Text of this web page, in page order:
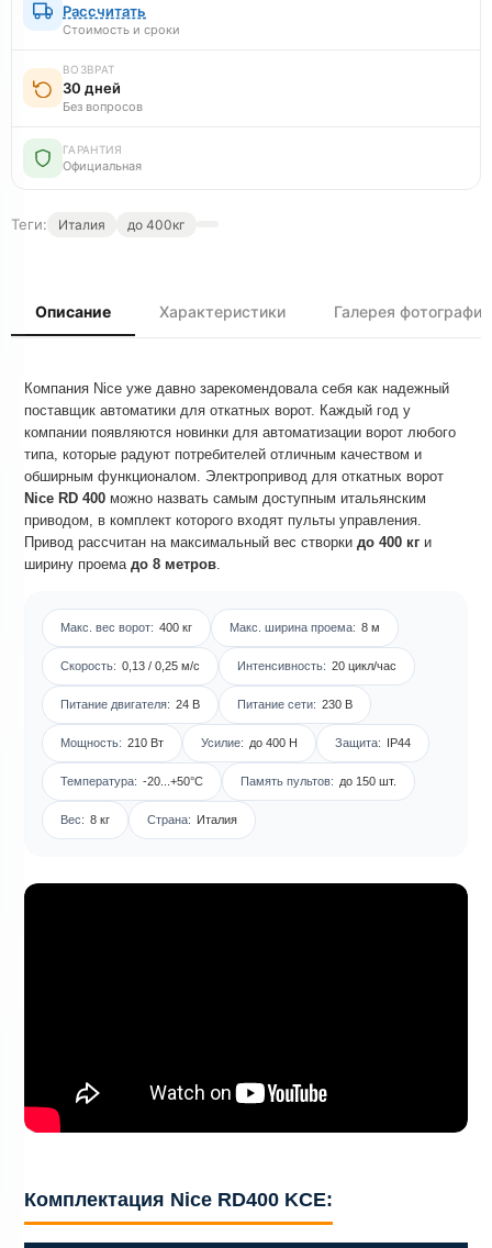
Рассчитать
Стоимость и сроки
ВОЗВРАТ
30 дней
Без вопросов
ГАРАНТИЯ
Официальная
Теги: Италия до 400кг
Описание Характеристики Галерея
Компания Nice уже давно зарекомендовала себя как надежный
поставщик автоматики для откатных ворот. Каждый год у
компании появляются новинки для автоматизации ворот любого
типа, которые радуют потребителей отличным качеством и
обширным функционалом. Электропривод для откатных ворот
Nice RD 400 можно назвать самым доступным итальянским
приводом, в комплект которого входят пульты управления.
Привод рассчитан на максимальный вес створки до 400 кг и
ширину проема до 8 метров
Макс. вес ворот: 400 кг Макс. ширина проема: 8 м
Скорость: 0,13 / 0,25 м/с Интенсивность: 20 цикл/час
Питание двигателя: 24 В Питание сети: 230 В
Мощность: 210 Вт Усилие: до 400 Н Защита: IP44
Температура: -20...+50°C Память пультов: до 150 шт.
Вес: 8 кг Страна: Италия
Комплектация Nice RD400 KCE: